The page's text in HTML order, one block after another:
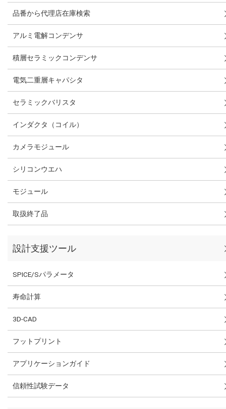
品番から代理店在庫検索
アルミ電解コンデンサ
積層セラミックコンデンサ
電気二重層キャパシタ
セラミックバリスタ
インダクタ（コイル）
カメラモジュール
シリコンウエハ
モジュール
取扱終了品
設計支援ツール
SPICE/Sパラメータ
寿命計算
3D-CAD
フットプリント
アプリケーションガイド
信頼性試験データ